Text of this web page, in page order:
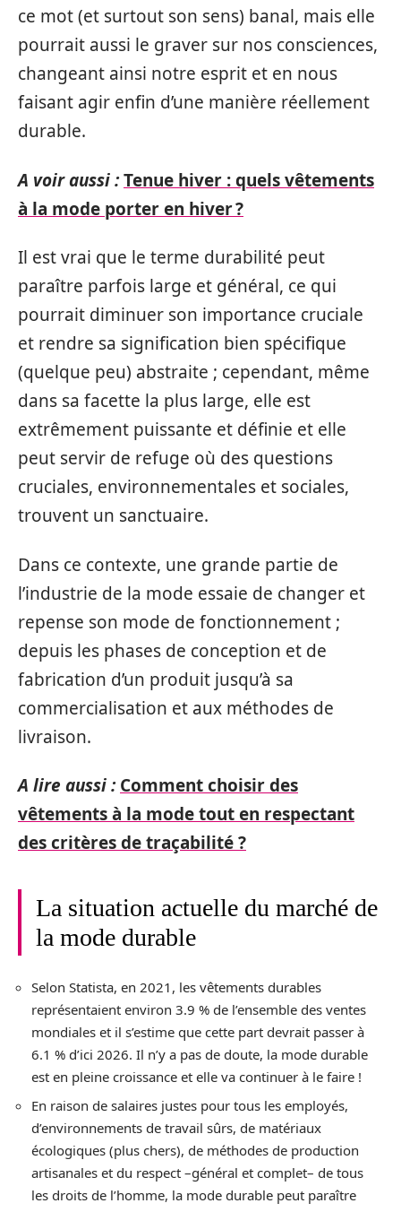
ce mot (et surtout son sens) banal, mais elle
pourrait aussi le graver sur nos consciences,
changeant ainsi notre esprit et en nous
faisant agir enfin d’une manière réellement
durable.
A voir aussi :Tenue hiver : quels vêtements
à la mode porter en hiver ?
Il est vrai que le terme durabilité peut
paraître parfois large et général, ce qui
pourrait diminuer son importance cruciale
et rendre sa signification bien spécifique
(quelque peu) abstraite ; cependant, même
dans sa facette la plus large, elle est
extrêmement puissante et définie et elle
peut servir de refuge où des questions
cruciales, environnementales et sociales,
trouvent un sanctuaire.
Dans ce contexte, une grande partie de
l’industrie de la mode essaie de changer et
repense son mode de fonctionnement ;
depuis les phases de conception et de
fabrication d’un produit jusqu’à sa
commercialisation et aux méthodes de
livraison.
A lire aussi : Comment choisir des
vêtements à la mode tout en respectant
des critères de traçabilité ?
La situation actuelle du marché de
la mode durable
Selon Statista, en 2021, les vêtements durables
représentaient environ 3.9 % de l’ensemble des ventes
mondiales et il s’estime que cette part devrait passer à
6.1 % d’ici 2026. Il n’y a pas de doute, la mode durable
est en pleine croissance et elle va continuer à le faire !
En raison de salaires justes pour tous les employés,
d’environnements de travail sûrs, de matériaux
écologiques (plus chers), de méthodes de production
artisanales et du respect –général et complet– de tous
les droits de l’homme, la mode durable peut paraître